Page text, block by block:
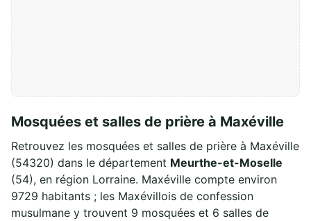
Mosquées et salles de prière à Maxéville
Retrouvez les mosquées et salles de prière à Maxéville
(54320) dans le département Meurthe-et-Moselle
(54), en région Lorraine. Maxéville compte environ
9729 habitants ; les Maxévillois de confession
musulmane y trouvent 9 mosquées et 6 salles de